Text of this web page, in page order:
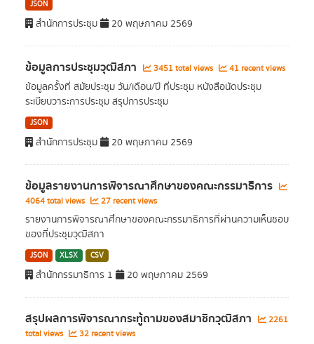
JSON
สำนักการประชุม 20 พฤษภาคม 2569
ข้อมูลการประชุมวุฒิสภา 3451 total views 41 recent views
ข้อมูลครั้งที่ สมัยประชุม วัน/เดือน/ปี ที่ประชุม หนังสือนัดประชุม
ระเบียบวาระการประชุม สรุปการประชุม
JSON
สำนักการประชุม 20 พฤษภาคม 2569
ข้อมูลรายงานการพิจารณาศึกษาของคณะกรรมาธิการ
4064 total views 27 recent views
รายงานการพิจารณาศึกษาของคณะกรรมาธิการที่ผ่านความเห็นชอบ
ของที่ประชุมวุฒิสภา
JSON XLSX CSV
สำนักกรรมาธิการ 1 20 พฤษภาคม 2569
สรุปผลการพิจารณากระทู้ถามของสมาชิกวุฒิสภา
2261
total views
32 recent views